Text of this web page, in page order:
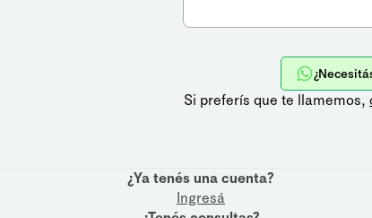
Si preferís que te llamemos,
¿Ya tenés una cuenta?
Ingresá